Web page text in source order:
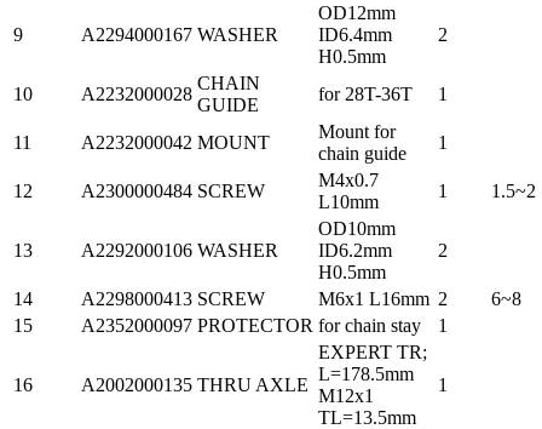
9 A2294000167 WASHER
OD12mm
ID6.4mm
H0.5mm
2
10 A2232000028
CHAIN
GUIDE
for 28T-36T 1
11 A2232000042 MOUNT
Mount for
chain guide
1
12 A2300000484 SCREW
M4x0.7
L10mm
1 1.5~2
13 A2292000106 WASHER
OD10mm
ID6.2mm
H0.5mm
2
14 A2298000413 SCREW M6x1 L16mm 2
6~8
15
A2352000097 PROTECTOR for chain stay 1
16 A2002000135 THRU AXLE
EXPERT TR;
L=178.5mm
M12x1
TL=13.5mm
1